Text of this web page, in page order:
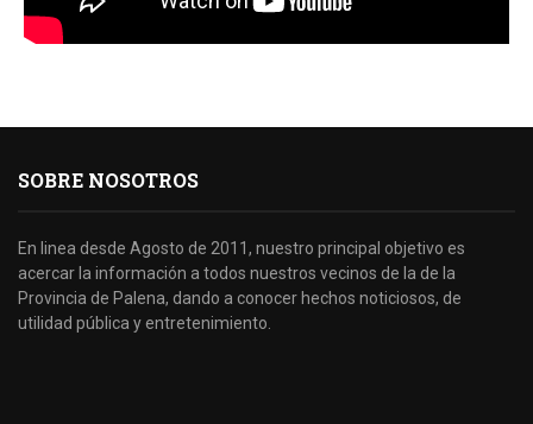
SOBRE NOSOTROS
En linea desde Agosto de 2011, nuestro principal objetivo es
acercar la información a todos nuestros vecinos de la de la
Provincia de Palena, dando a conocer hechos noticiosos, de
utilidad pública y entretenimiento.